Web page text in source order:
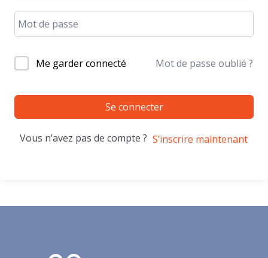
Me garder connecté Mot de passe oublié ?
Se connecter
Vous n’avez pas de compte ? S’inscrire maintenant